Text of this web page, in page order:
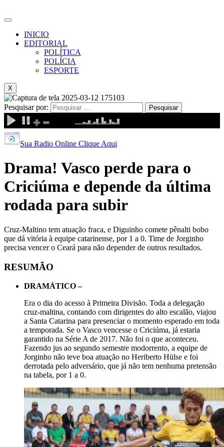
INICIO
EDITORIAL
POLÍTICA
POLÍCIA
ESPORTE
X
Pesquisar por:
Sua Radio Online Clique Aqui
Drama! Vasco perde para o
Criciúma e depende da última
rodada para subir
Cruz-Maltino tem atuação fraca, e Diguinho comete pênalti bobo
que dá vitória à equipe catarinense, por 1 a 0. Time de Jorginho
precisa vencer o Ceará para não depender de outros resultados.
RESUMÃO
DRAMÁTICO –
Era o dia do acesso à Primeira Divisão. Toda a delegação
cruz-maltina, contando com dirigentes do alto escalão, viajou
a Santa Catarina para presenciar o momento esperado em toda
a temporada. Se o Vasco vencesse o Criciúma, já estaria
garantido na Série A de 2017. Não foi o que aconteceu.
Fazendo jus ao segundo semestre modorrento, a equipe de
Jorginho não teve boa atuação no Heriberto Hülse e foi
derrotada pelo adversário, que já não tem nenhuma pretensão
na tabela, por 1 a 0.